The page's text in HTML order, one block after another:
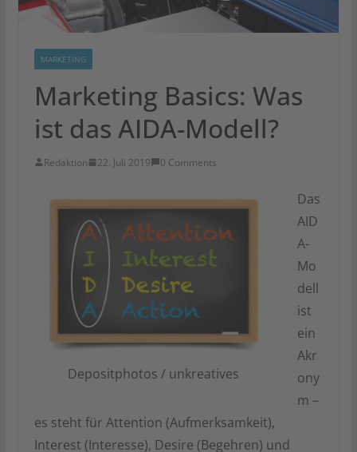
MARKETING
Marketing Basics: Was
ist das AIDA-Modell?
Redaktion 22. Juli 2019 0 Comments
Depositphotos / unkreatives
Das
AID
A-
Mo
dell
ist
ein
Akr
ony
m –
es steht für Attention (Aufmerksamkeit),
Interest (Interesse), Desire (Begehren) und